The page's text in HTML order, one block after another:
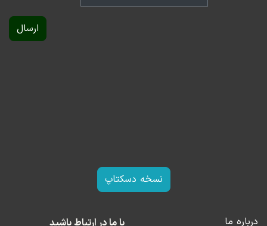
ارسال
نسخه دسکتاپ
درباره ما
با ما در ارتباط باشید